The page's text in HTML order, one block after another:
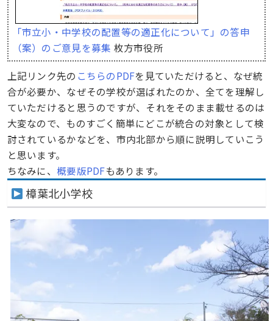
「市立小・中学校の配置等の適正化について」の答申
（案）のご意見を募集 枚方市役所
上記リンク先の こちらのPDFを見ていただけると、なぜ統
合が必要か、なぜその学校が選ばれたのか、全てを理解し
ていただけると思うのですが、それをそのまま載せるのは
大変なので、ものすごく簡単にどこが統合の対象として検
討されているかなどを、市内北部から順に説明していこう
と思います。
ちなみに、 概要版PDFもあります。
樟葉北小学校